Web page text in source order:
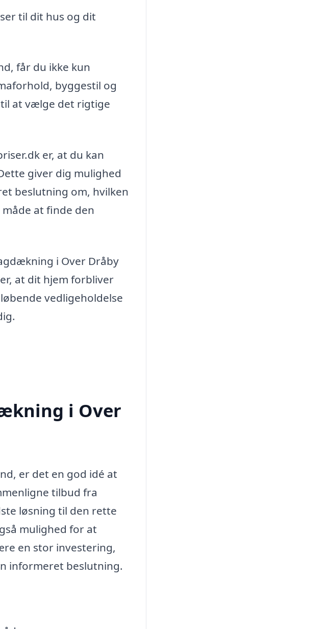
til dit hus og dit
får du ikke kun
byggestil og
at vælge det rigtige
er, at du kan
giver dig mulighed
beslutning om, hvilken
at finde den
i Over Dråby
at dit hjem forbliver
vedligeholdelse
i Over
er det en god idé at
tilbud fra
løsning til den rette
mulighed for at
en stor investering,
informeret beslutning.